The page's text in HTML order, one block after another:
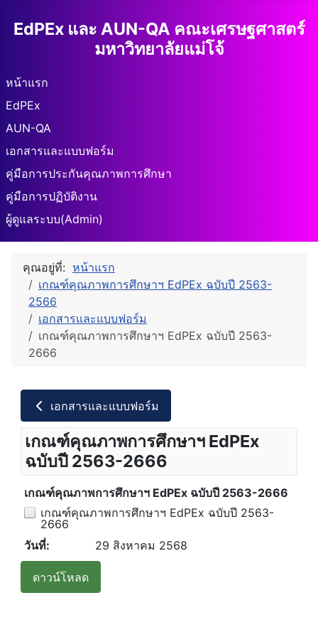
EdPEx และ AUN-QA คณะเศรษฐศาสตร์
มหาวิทยาลัยแม่โจ้
หน้าแรก
EdPEx
AUN-QA
เอกสารและแบบฟอร์ม
คู่มือการประกันคุณภาพการศึกษา
คู่มือการปฏิบัติงาน
ผู้ดูแลระบบ(Admin)
คุณอยู่ที่: หน้าแรก
เกณฑ์คุณภาพการศึกษาฯ EdPEx ฉบับปี 2563-
2566
เอกสารและแบบฟอร์ม
เกณฑ์คุณภาพการศึกษาฯ EdPEx ฉบับปี 2563-
2666
เอกสารและแบบฟอร์ม
เกณฑ์คุณภาพการศึกษาฯ EdPEx
ฉบับปี 2563-2666
เกณฑ์คุณภาพการศึกษาฯ EdPEx ฉบับปี 2563-2666
เกณฑ์คุณภาพการศึกษาฯ EdPEx ฉบับปี 2563-
2666
วันที่:
29 สิงหาคม 2568